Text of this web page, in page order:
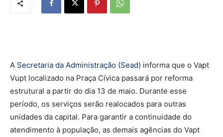
A Secretaria da Administração (Sead) informa que o Vapt
Vupt localizado na Praça Cívica passará por reforma
estrutural a partir do dia 13 de maio. Durante esse
período, os serviços serão realocados para outras
unidades da capital. Para garantir a continuidade do
atendimento à população, as demais agências do Vapt